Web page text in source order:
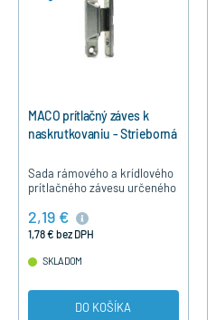
MACO prítlačný záves k
naskrutkovaniu - Strieborná
Sada rámového a krídlového
prítlačného závesu určeného
otváravé okná a balkónové
dvere okuté s kovaním MACO
2,19 €
1,78 € bez DPH
SKLADOM
DO KOŠÍKA